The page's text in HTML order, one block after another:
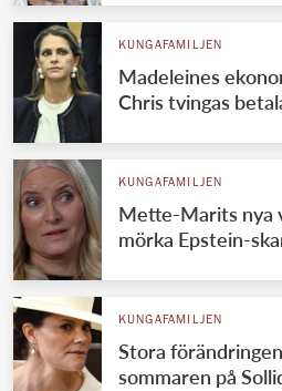
KUNGAFAMILJEN
Madeleines
Chris tvingas
KUNGAFAMILJEN
Mette-Marits nya
mörka Epstein-
KUNGAFAMILJEN
Stora
sommaren på